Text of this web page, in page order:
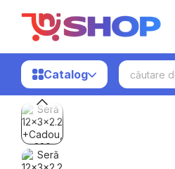
Mergi la conținutul principal
Catalog